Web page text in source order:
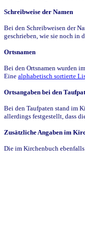
Schreibweise der Namen
Bei den Schreibweisen der
geschrieben, wie sie noch in
Ortsnamen
Bei den Ortsnamen wurden
Eine alphabetisch sortierte
Ortsangaben bei den
Bei den Taufpaten stand im
allerdings festgestellt, dass
Zusätzliche Angaben im
Die im Kirchenbuch